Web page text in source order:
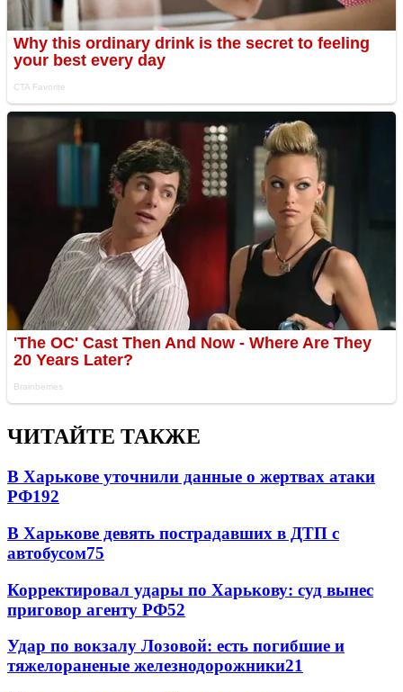
ЧИТАЙТЕ ТАКЖЕ
В Харькове уточнили данные о жертвах атаки
РФ192
В Харькове девять пострадавших в ДТП с
автобусом75
Корректировал удары по Харькову: суд вынес
приговор агенту РФ52
Удар по вокзалу Лозовой: есть погибшие и
тяжелораненые железнодорожники21